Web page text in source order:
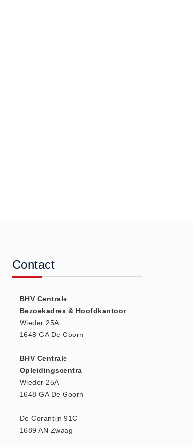
Contact
BHV Centrale
Bezoekadres & Hoofdkantoor
Wieder 25A
1648 GA De Goorn
BHV Centrale
Opleidingscentra
Wieder 25A
1648 GA De Goorn
De Corantijn 91C
1689 AN Zwaag